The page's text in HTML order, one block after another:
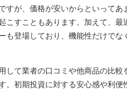
すが、価格が安いからといってあ
こすこともあります。加えて、最
も登場しており、機能性だけでな
して業者の口コミや他商品の比較
。初期投資に対する安心感や利便